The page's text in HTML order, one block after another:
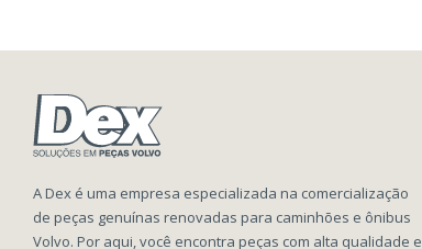
A Dex é uma empresa especializada na comercialização
de peças genuínas renovadas para caminhões e ônibus
Volvo. Por aqui, você encontra peças com alta qualidade e